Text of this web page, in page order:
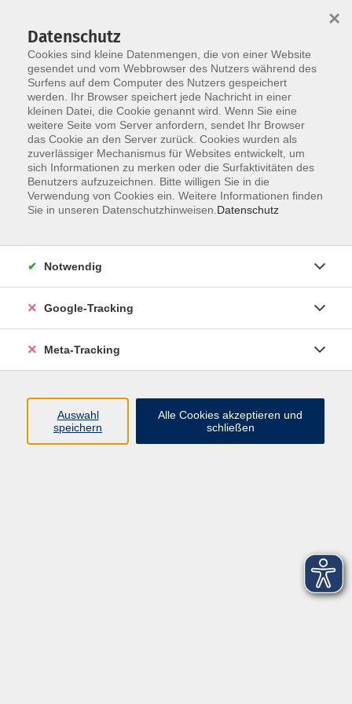
Skip to main content
Der Kurs konnte nicht gefunden werden.
Über uns
Datenschutz
Cookies sind kleine Datenmengen, die von einer Website
gesendet und vom Webbrowser des Nutzers während des
Surfens auf dem Computer des Nutzers gespeichert
werden. Ihr Browser speichert jede Nachricht in einer
kleinen Datei, die Cookie genannt wird. Wenn Sie eine
weitere Seite vom Server anfordern, sendet Ihr Browser
das Cookie an den Server zurück. Cookies wurden als
zuverlässiger Mechanismus für Websites entwickelt, um
sich Informationen zu merken oder die Surfaktivitäten des
Benutzers aufzuzeichnen. Bitte willigen Sie in die
Verwendung von Cookies ein. Weitere Informationen finden
Sie in unseren Datenschutzhinweisen. Datenschutz
×
Notwendig
Google-Tracking
Meta-Tracking
Auswahl
speichern
Alle Cookies akzeptieren und
schließen